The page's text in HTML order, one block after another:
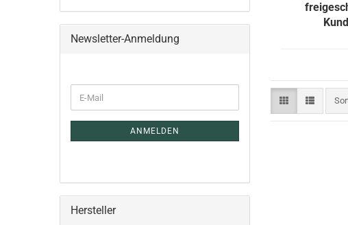
Newsletter-Anmeldung
E-
Mail
ANMELDEN
Hersteller